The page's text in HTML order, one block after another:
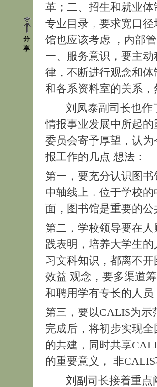
分
享
革；二、招生和就业
专业目录，要求宽口
馆也应该考虑 ，内部
一、服务意识，要主
律，不断进行观念和
和各系资料室的关系，
刘凤泰副司长也作了
情报事业发展中所起
委员会寄予厚望，认
报工作的几点 想法：
第一，要充分认识图
中轴线上，位于学校
面，图书馆是重要的公
第二，学校领导要在
践表明，培养大学生
习文科知识，都离不
效益 观念，要多渠道
和聘用学有专长的人员
第三，要以CALIS为示
完成后，将初步实现
的共建，同时共享
的重要意义， 非
刘副司长接着重点阐